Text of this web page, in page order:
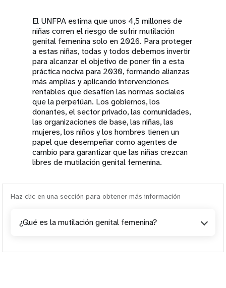
El UNFPA estima que unos 4,5 millones de
niñas corren el riesgo de sufrir mutilación
genital femenina solo en 2026. Para proteger
a estas niñas, todas y todos debemos invertir
para alcanzar el objetivo de poner fin a esta
práctica nociva para 2030, formando alianzas
más amplias y aplicando intervenciones
rentables que desafíen las normas sociales
que la perpetúan. Los gobiernos, los
donantes, el sector privado, las comunidades,
las organizaciones de base, las niñas, las
mujeres, los niños y los hombres tienen un
papel que desempeñar como agentes de
cambio para garantizar que las niñas crezcan
libres de mutilación genital femenina.
Haz clic en una sección para obtener más información
¿Qué es la mutilación genital femenina?